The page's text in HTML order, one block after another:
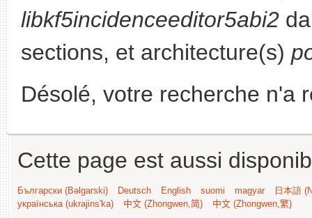
libkf5incidenceeditor5abi2
sections, et architecture(s)
Désolé, votre recherche n'a
Cette page est aussi
Български (Bəlgarski) Deutsch English suomi magyar
日本語
українська (ukrajins'ka)
中文 (Zhongwen,简) 中文 (Zhongwen,繁)